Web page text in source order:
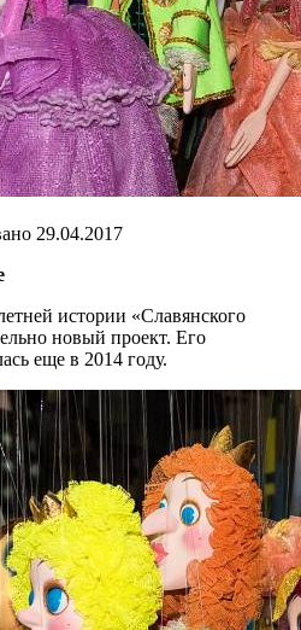
29.04.2017
истории «Славянского
новый проект. Его
еще в 2014 году.